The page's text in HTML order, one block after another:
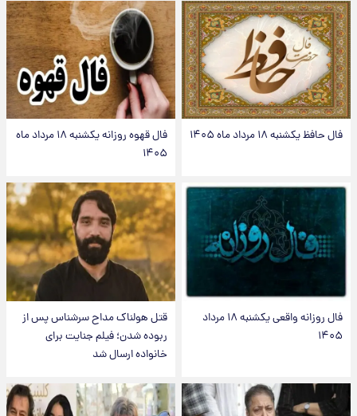
فال حافظ یکشنبه ۱۸ مرداد ماه ۱۴۰۵
فال قهوه روزانه یکشنبه ۱۸ مرداد ماه
۱۴۰۵
فال روزانه واقعی یکشنبه ۱۸ مرداد
۱۴۰۵
قتل هولناک مداح سرشناس پس از
ربوده شدن؛ فیلم جنایت برای
خانواده ارسال شد